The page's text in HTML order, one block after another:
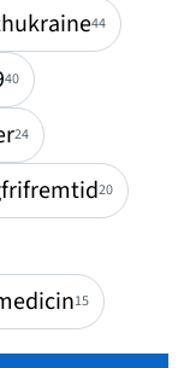
44
40
24
20
15